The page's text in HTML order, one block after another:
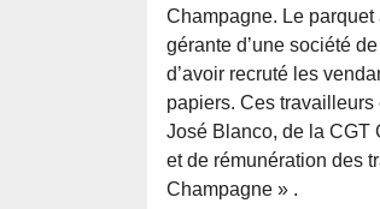
Champagne. Le parquet
gérante d’une société
d’avoir recruté les
papiers. Ces
José Blanco, de la CGT
et de rémunération des
Champagne » .